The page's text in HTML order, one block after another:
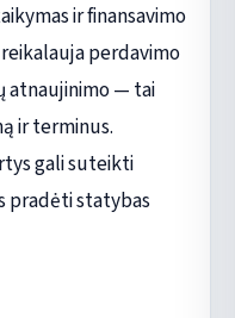
ir finansavimo
perdavimo
atnaujinimo — tai
ir terminus.
gali suteikti
pradėti statybas